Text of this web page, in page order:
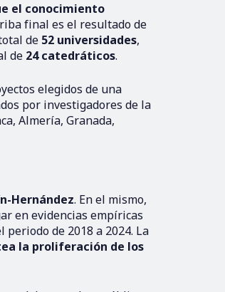
el conocimiento
final es el resultado de
de 52 universidades,
de 24 catedráticos.
elegidos de una
por investigadores de la
Almería, Granada,
Hernández. En el mismo,
en evidencias empíricas
de 2018 a 2024. La
la proliferación de los